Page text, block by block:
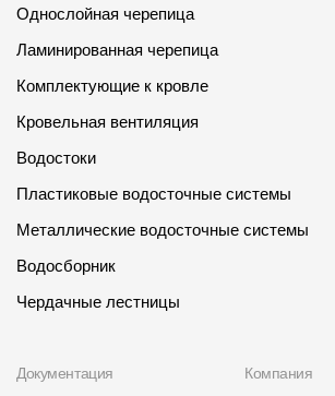
Однослойная черепица
Ламинированная черепица
Комплектующие к кровле
Кровельная вентиляция
Водостоки
Пластиковые водосточные системы
Металлические водосточные системы
Водосборник
Чердачные лестницы
Документация Компания